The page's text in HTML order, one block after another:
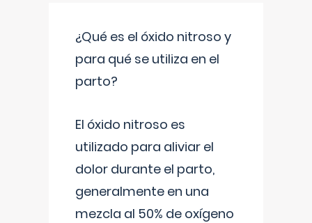
¿Qué es el óxido nitroso y
para qué se utiliza en el
parto?
El óxido nitroso es
utilizado para aliviar el
dolor durante el parto,
generalmente en una
mezcla al 50% de oxígeno